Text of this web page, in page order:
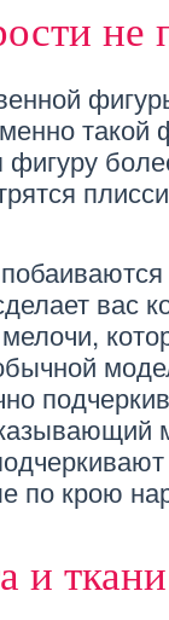
не
такой
вас
по крою
и ткани